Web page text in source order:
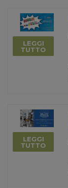
LEGGI
TUTTO
LEGGI
TUTTO